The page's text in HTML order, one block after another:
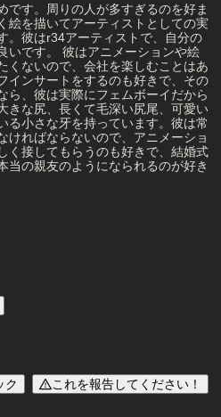
です。周りの人が多すぎるのを好ま
絵を描いてアーティストとしての実
。彼はr34アーティストで、自分の
いです。 彼はアニメーションや絵
くないので、会社を楽しむことはあ
インサートをするのも好きで、その
ら、彼は実際にフェムボーイだから
きな尻、長くて毛深い尻尾、可愛い
る小さな牙を持っています。彼は常
ければならないので、アニメーショ
く接してもらうのも好きで、結婚式
当の親友のようになられるのが好き
ク これを報告してください！